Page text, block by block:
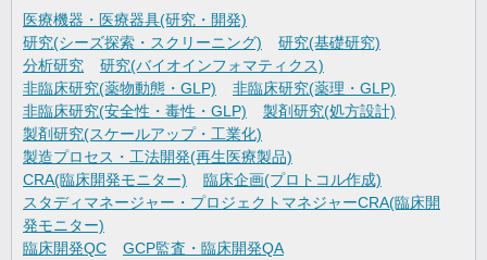
医療機器・医療器具(研究・開発)
研究(シーズ探索・スクリーニング)
研究(基礎研究)
分析研究
研究(バイオインフォマティクス)
非臨床研究(薬物動態・GLP)
非臨床研究(薬理・GLP)
非臨床研究(安全性・毒性・GLP)
製剤研究(処方設計)
製剤研究(スケールアップ・工業化)
製造プロセス・工法開発(再生医療製品)
CRA(臨床開発モニター)
臨床企画(プロトコル作成)
スタディマネージャー・プロジェクトマネジャーCRA(臨床開
発モニター)
臨床開発QC
GCP監査・臨床開発QA